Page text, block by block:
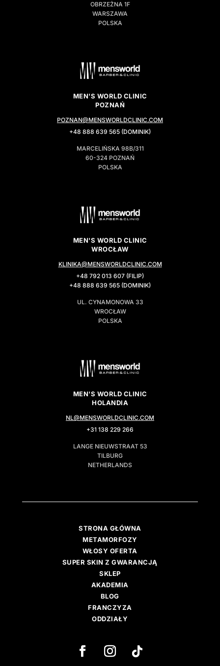
OBRZEŻNA 1F
WARSZAWA
POLSKA
MEN'S WORLD CLINIC
POZNAŃ
POZNAN@MENSWORLDCLINIC.COM
+48 888 639 565 (DOMINIK)
MARCELIŃSKA 98B/311
60-324 POZNAŃ
POLSKA
MEN'S WORLD CLINIC
WROCŁAW
KLINIKA@MENSWORLDCLINIC.COM
+48 792 013 607 (FILIP)
+48 888 639 565 (DOMINIK)
UL. CYNAMONOWA 33
WROCŁAW
POLSKA
MEN'S WORLD CLINIC
HOLANDIA
NL@MENSWORLDCLINIC.COM
+31 138 229 266
LANGE NIEUWSTRAAT 53
TILBURG
NETHERLANDS
STRONA GŁÓWNA
METAMORFOZY
WŁOSY OFERTA
SUPER SKIN Z GWARANCJĄ
SKLEP
AKADEMIA
BLOG
FRANCZYZA
ODDZIAŁY